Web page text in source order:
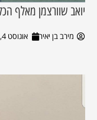
יואב שוורצמן מאלף
מירב בן יאיר אוגוסט 4, 2026